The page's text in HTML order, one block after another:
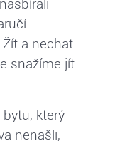
a nechat
snažíme jít.
který
nenašli,